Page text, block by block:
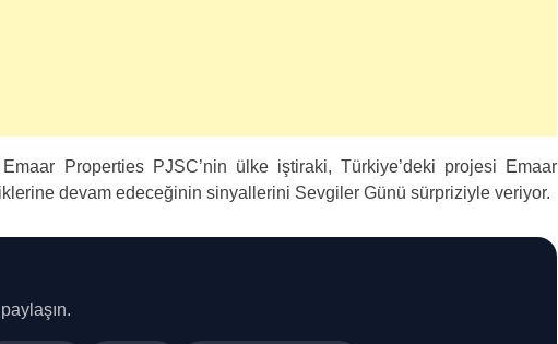
Properties PJSC’nin ülke iştiraki, Türkiye’deki projesi Emaar
devam edeceğinin sinyallerini Sevgiler Günü sürpriziyle veriyor.